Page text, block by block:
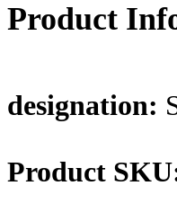
Product
designation:
Product